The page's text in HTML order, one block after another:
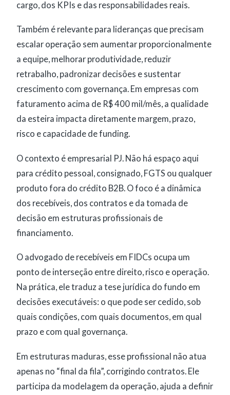
cargo, dos KPIs e das responsabilidades reais.
Também é relevante para lideranças que precisam
escalar operação sem aumentar proporcionalmente
a equipe, melhorar produtividade, reduzir
retrabalho, padronizar decisões e sustentar
crescimento com governança. Em empresas com
faturamento acima de R$ 400 mil/mês, a qualidade
da esteira impacta diretamente margem, prazo,
risco e capacidade de funding.
O contexto é empresarial PJ. Não há espaço aqui
para crédito pessoal, consignado, FGTS ou qualquer
produto fora do crédito B2B. O foco é a dinâmica
dos recebíveis, dos contratos e da tomada de
decisão em estruturas profissionais de
financiamento.
O advogado de recebíveis em FIDCs ocupa um
ponto de interseção entre direito, risco e operação.
Na prática, ele traduz a tese jurídica do fundo em
decisões executáveis: o que pode ser cedido, sob
quais condições, com quais documentos, em qual
prazo e com qual governança.
Em estruturas maduras, esse profissional não atua
apenas no “final da fila”, corrigindo contratos. Ele
participa da modelagem da operação, ajuda a definir